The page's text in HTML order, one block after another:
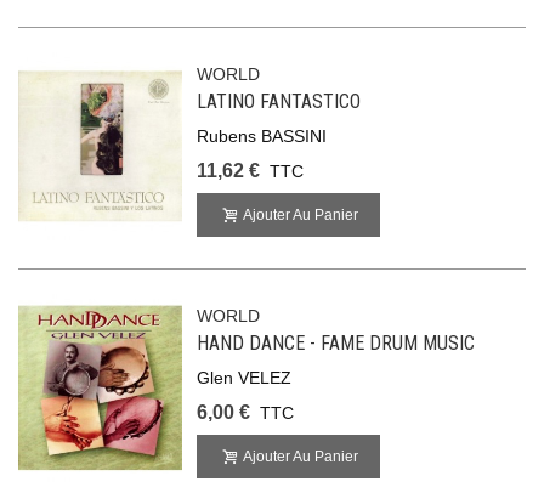
WORLD
LATINO FANTASTICO
Rubens BASSINI
11,62 € TTC
Ajouter Au Panier
WORLD
HAND DANCE - FAME DRUM MUSIC
Glen VELEZ
6,00 € TTC
Ajouter Au Panier